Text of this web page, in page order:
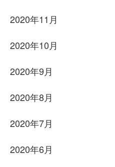
2020年11月
2020年10月
2020年9月
2020年8月
2020年7月
2020年6月